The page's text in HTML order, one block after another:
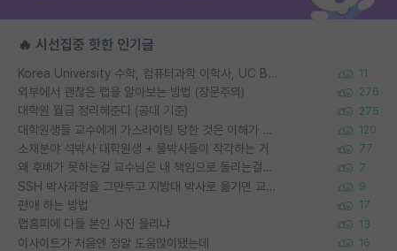
🔥 시선집중 핫한 인기글
Korea University 수학, 컴퓨터과학 이학사, UC Berkeley 산업공학 대학원 공학박사가 되는 것은 쉽지 않겠죠? 11
외부에서 괜찮은 랩을 알아보는 방법 (장문주의) 276
대학원 월급 정리해준다 (공대 기준) 275
대학원생들 교수에게 가스라이팅 당한 것은 이해가 갑니다. 안타깝네요. 120
소재분야 석박사 대학원생 + 물박사들이 착각하는 거 77
왜 후배가 못하는걸 교수님은 내 책임으로 돌리는걸까요? 7
SSH 박사과정을 그만두고 지방대 박사로 옮기면 교수의 꿈은 끝일까요? 9
편애 하는 방법 17
랩홈피에 다들 본인 사진 올리냐 13
이사이트가 처음엔 정말 도움많이됐는데 16